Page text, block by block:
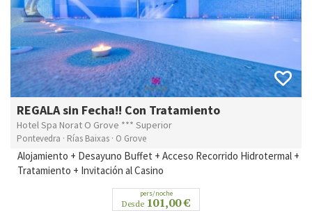
REGALA sin Fecha!! Con Tratamiento
Hotel Spa Norat O Grove *** Superior
Pontevedra · Rías Baixas · O Grove
Alojamiento + Desayuno Buffet + Acceso Recorrido Hidrotermal +
Tratamiento + Invitación al Casino
pers/noche
Desde 101,00 €